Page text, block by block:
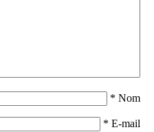
Nom
*
E-mail
*